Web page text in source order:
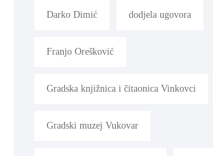
Darko Dimić dodjela ugovora
Franjo Orešković
Gradska knjižnica i čitaonica Vinkovci
Gradski muzej Vukovar